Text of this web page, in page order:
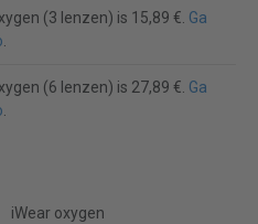
(3 lenzen) is 15,89 €. Ga
.
(6 lenzen) is 27,89 €. Ga
.
iWear oxygen